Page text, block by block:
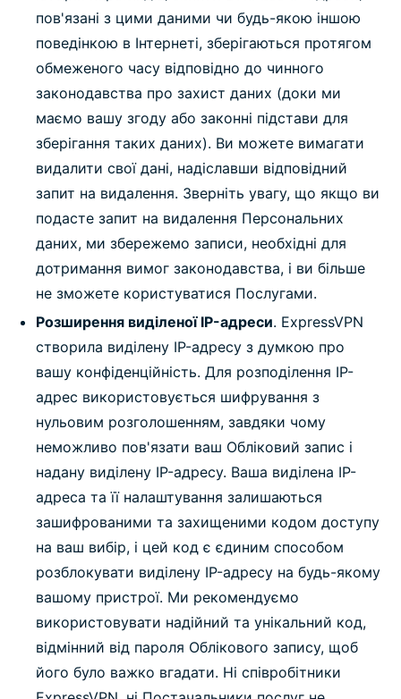
пов'язані з цими даними чи будь-якою іншою
поведінкою в Інтернеті, зберігаються протягом
обмеженого часу відповідно до чинного
законодавства про захист даних (доки ми
маємо вашу згоду або законні підстави для
зберігання таких даних). Ви можете вимагати
видалити свої дані, надіславши відповідний
запит на видалення. Зверніть увагу, що якщо ви
подасте запит на видалення Персональних
даних, ми збережемо записи, необхідні для
дотримання вимог законодавства, і ви більше
не зможете користуватися Послугами.
Розширення виділеної IP-адреси. ExpressVPN
створила виділену IP-адресу з думкою про
вашу конфіденційність. Для розподілення IP-
адрес використовується шифрування з
нульовим розголошенням, завдяки чому
неможливо пов'язати ваш Обліковий запис і
надану виділену IP-адресу. Ваша виділена IP-
адреса та її налаштування залишаються
зашифрованими та захищеними кодом доступу
на ваш вибір, і цей код є єдиним способом
розблокувати виділену IP-адресу на будь-якому
вашому пристрої. Ми рекомендуємо
використовувати надійний та унікальний код,
відмінний від пароля Облікового запису, щоб
його було важко вгадати. Ні співробітники